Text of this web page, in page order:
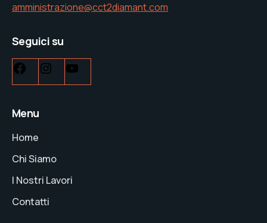
amministrazione@cct2diamant.com
Seguici su
Menu
Home
Chi Siamo
I Nostri Lavori
Contatti